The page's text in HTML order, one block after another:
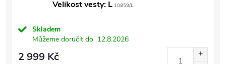
Velikost vesty: L 10859/L
Skladem
Můžeme doručit do 12.8.2026
2 999 Kč